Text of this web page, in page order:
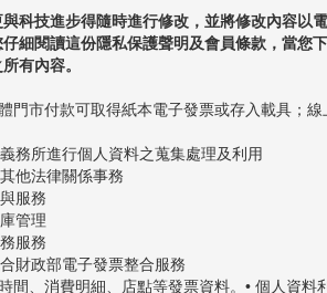
科技進步得隨時進行修改，並將修改內容以
細閱讀這份隱私保護聲明及會員條款，當
有內容。
市付款可取得紙本電子發票或存入載具；
務所進行個人資料之蒐集處理及利用
他法律關係事務
服務
管理
服務
財政部電子發票整合服務
間、消費明細、店點等發票資料。 • 個人資料